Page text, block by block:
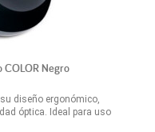
COLOR Negro
diseño ergonómico,
óptica. Ideal para uso